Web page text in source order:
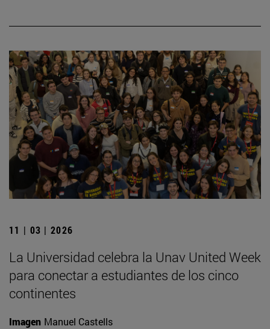
11 | 03 | 2026
La Universidad celebra la Unav United Week
para conectar a estudiantes de los cinco
continentes
Imagen Manuel Castells